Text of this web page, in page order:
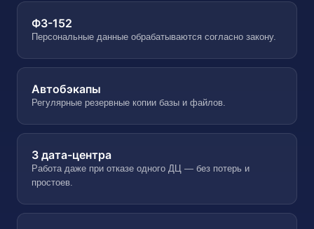
ФЗ-152
Персональные данные обрабатываются согласно закону.
Автобэкапы
Регулярные резервные копии базы и файлов.
3 дата-центра
Работа даже при отказе одного ДЦ — без потерь и
простоев.